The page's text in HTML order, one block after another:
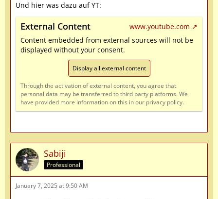
Und hier was dazu auf YT:
External Content
www.youtube.com
Content embedded from external sources will not be
displayed without your consent.
Display all external content
Through the activation of external content, you agree that
personal data may be transferred to third party platforms. We
have provided more information on this in our privacy policy.
Sabiji
Professional
January 7, 2025 at 9:50 AM